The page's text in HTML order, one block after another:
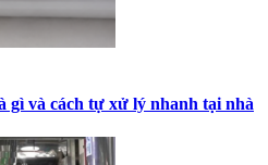
gì và cách tự xử lý nhanh tại nhà